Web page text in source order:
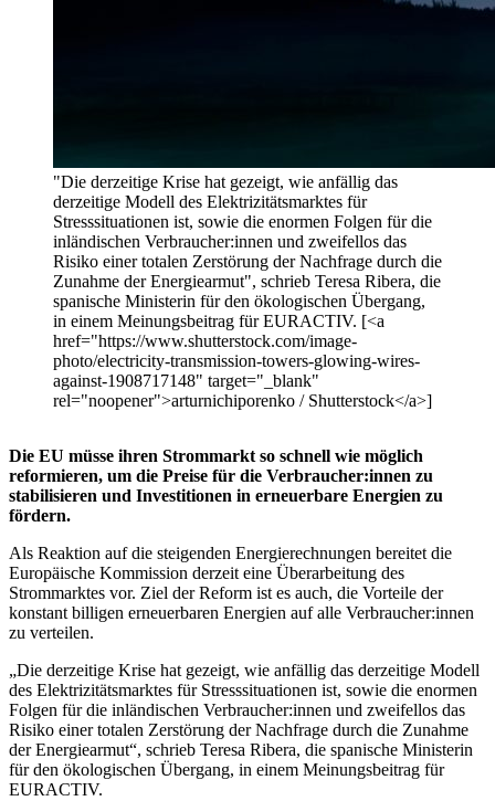
"Die derzeitige Krise hat gezeigt, wie anfällig das
derzeitige Modell des Elektrizitätsmarktes für
Stresssituationen ist, sowie die enormen Folgen für die
inländischen Verbraucher:innen und zweifellos das
Risiko einer totalen Zerstörung der Nachfrage durch die
Zunahme der Energiearmut", schrieb Teresa Ribera, die
spanische Ministerin für den ökologischen Übergang,
in einem Meinungsbeitrag für EURACTIV. [<a
href="https://www.shutterstock.com/image-
photo/electricity-transmission-towers-glowing-wires-
against-1908717148" target="_blank"
rel="noopener">arturnichiporenko / Shutterstock</a>]
Die EU müsse ihren Strommarkt so schnell wie möglich
reformieren, um die Preise für die Verbraucher:innen zu
stabilisieren und Investitionen in erneuerbare Energien zu
fördern.
Als Reaktion auf die steigenden Energierechnungen bereitet die
Europäische Kommission derzeit eine Überarbeitung des
Strommarktes vor. Ziel der Reform ist es auch, die Vorteile der
konstant billigen erneuerbaren Energien auf alle Verbraucher:innen
zu verteilen.
„Die derzeitige Krise hat gezeigt, wie anfällig das derzeitige Modell
des Elektrizitätsmarktes für Stresssituationen ist, sowie die enormen
Folgen für die inländischen Verbraucher:innen und zweifellos das
Risiko einer totalen Zerstörung der Nachfrage durch die Zunahme
der Energiearmut“, schrieb Teresa Ribera, die spanische Ministerin
für den ökologischen Übergang, in einem Meinungsbeitrag für
EURACTIV.